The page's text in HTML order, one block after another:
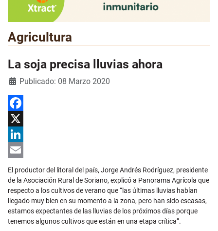
Agricultura
La soja precisa lluvias ahora
Detalles
Publicado: 08 Marzo 2020
Facebook
X
LinkedIn
Email
El productor del litoral del país, Jorge Andrés Rodríguez, presidente
de la Asociación Rural de Soriano, explicó a Panorama Agrícola que
respecto a los cultivos de verano que “las últimas lluvias habían
llegado muy bien en su momento a la zona, pero han sido escasas,
estamos expectantes de las lluvias de los próximos días porque
tenemos algunos cultivos que están en una etapa crítica”.